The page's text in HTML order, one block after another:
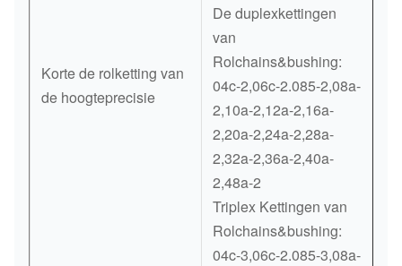
Korte de rolketting van
de hoogteprecisie
De duplexkettingen
van
Rolchains&bushing:
04c-2,06c-2.085-2,08a-
2,10a-2,12a-2,16a-
2,20a-2,24a-2,28a-
2,32a-2,36a-2,40a-
2,48a-2
Triplex Kettingen van
Rolchains&bushing:
04c-3,06c-2.085-3,08a-